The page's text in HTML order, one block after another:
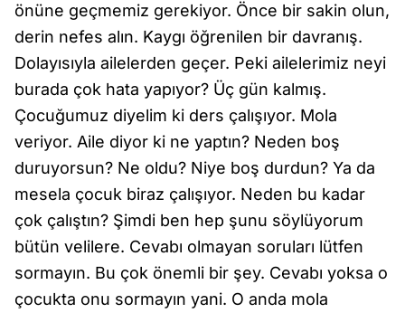
önüne geçmemiz gerekiyor. Önce bir sakin olun,
derin nefes alın. Kaygı öğrenilen bir davranış.
Dolayısıyla ailelerden geçer. Peki ailelerimiz neyi
burada çok hata yapıyor? Üç gün kalmış.
Çocuğumuz diyelim ki ders çalışıyor. Mola
veriyor. Aile diyor ki ne yaptın? Neden boş
duruyorsun? Ne oldu? Niye boş durdun? Ya da
mesela çocuk biraz çalışıyor. Neden bu kadar
çok çalıştın? Şimdi ben hep şunu söylüyorum
bütün velilere. Cevabı olmayan soruları lütfen
sormayın. Bu çok önemli bir şey. Cevabı yoksa o
çocukta onu sormayın yani. O anda mola